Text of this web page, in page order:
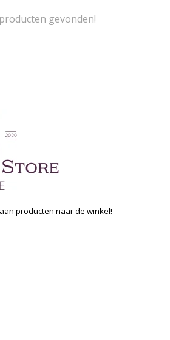
gevonden!
producten naar de winkel!